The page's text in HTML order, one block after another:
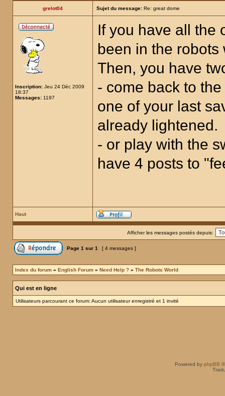
grelot04 Sujet du message: Re: great dome
Inscription: Jeu 24 Déc 2009
18:37
Messages: 1197
If you have all the
been in the robots
Then, you have
- come back to
one of your last
already lightened.
- or play with the
have 4 posts to
Haut
Afficher les messages postés depuis:
Page 1 sur 1 [ 4 messages ]
Index du forum » English Forum » Need Help ? » The Robots World
Qui est en ligne
Utilisateurs parcourant ce forum: Aucun utilisateur enregistré et 1 invité
Powered by phpBB